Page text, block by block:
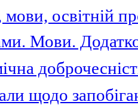
освітній
Мови.
щодо